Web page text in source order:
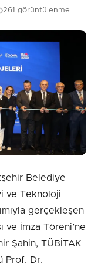
261 görüntülenme
Belediye
ve Teknoloji
gerçekleşen
ve İmza Töreni’ne
Şahin, TÜBİTAK
Prof. Dr.